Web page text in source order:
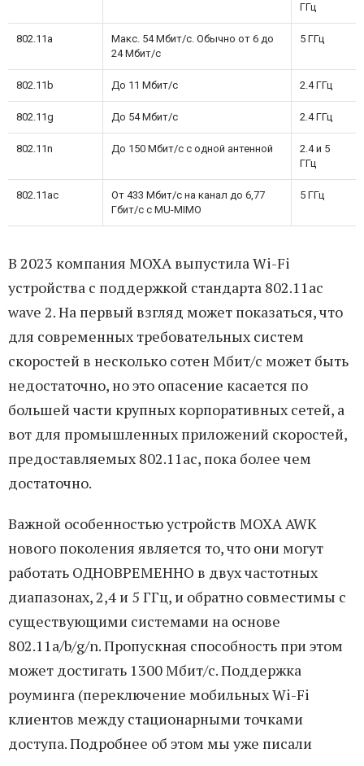
ГГц
802.11a
Макс. 54 Мбит/с. Обычно от 6 до
24 Мбит/с
5 ГГц
802.11b До 11 Мбит/с 2.4 ГГц
802.11g До 54 Мбит/с 2.4 ГГц
802.11n До 150 Мбит/с с одной антенной
2.4 и 5
ГГц
802.11ac
От 433 Мбит/с на канал до 6,77
Гбит/с с MU-MIMO
5 ГГц
В 2023 компания MOXA выпустила Wi-Fi
устройства с поддержкой стандарта 802.11ac
wave 2. На первый взгляд может показаться, что
для современных требовательных систем
скоростей в несколько сотен Мбит/с может быть
недостаточно, но это опасение касается по
большей части крупных корпоративных сетей, а
вот для промышленных приложений скоростей,
предоставляемых 802.11ac, пока более чем
достаточно.
Важной особенностью устройств MOXA AWK
нового поколения является то, что они могут
работать ОДНОВРЕМЕННО в двух частотных
диапазонах, 2,4 и 5 ГГц, и обратно совместимы с
существующими системами на основе
802.11a/b/g/n. Пропускная способность при этом
может достигать 1300 Мбит/с. Поддержка
роуминга (переключение мобильных Wi-Fi
клиентов между стационарными точками
доступа. Подробнее об этом мы уже писали